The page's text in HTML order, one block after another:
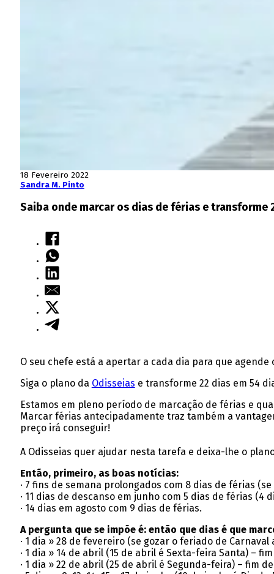
18 Fevereiro 2022
Sandra M. Pinto
Saiba onde marcar os dias de férias e transforme
O seu chefe está a apertar a cada dia para que agende
Siga o plano da Odisseias e transforme 22 dias em 54
Estamos em pleno período de marcação de férias e
Marcar férias antecipadamente traz também a
preço irá conseguir!
A Odisseias quer ajudar nesta tarefa e deixa-lhe o
Então, primeiro, as boas notícias:
· 7 fins de semana prolongados com 8 dias de férias
· 11 dias de descanso em junho com 5 dias de férias (4
· 14 dias em agosto com 9 dias de férias.
A pergunta que se impõe é: então que dias é que
· 1 dia » 28 de fevereiro (se gozar o feriado de
· 1 dia » 14 de abril (15 de abril é Sexta-feira Santa) –
· 1 dia » 22 de abril (25 de abril é Segunda-feira) – fim